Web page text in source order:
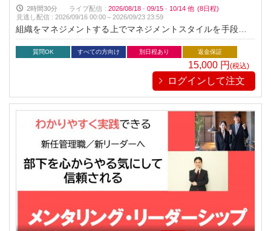
2時間30分 ライブ配信 : 2026/08/18 · 09/15 · 10/14 他 (8日程)
見逃し配信 :2026/09/16 00:00～2026/09/23 23:59
組織をマネジメントする上でマネジメントスタイルを手段とし
て使いこなす。知識はあっても実際に使いこなすのは容易では
ありません。そんなマネジメントスタイルをシンプルに３つに
絞り、ハイブリッドで効果的に使いこなすためのポイントをお
質問OK すべての方向け 別日程あり 返金保証
15,000 円(税込)
ログインして注文